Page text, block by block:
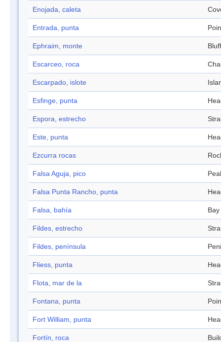
Enojada, caleta
Entrada, punta
Ephraim, monte Bluff
Escarceo, roca
Escarpado, islote
Esfinge, punta
Espora, estrecho
Este, punta
Ezcurra rocas
Falsa Aguja, pico
Falsa Punta Rancho, punta
Falsa, bahía Bay
Fildes, estrecho
Fildes, península
Fliess, punta
Flota, mar de la
Fontana, punta
Fort William, punta
Fortín, roca